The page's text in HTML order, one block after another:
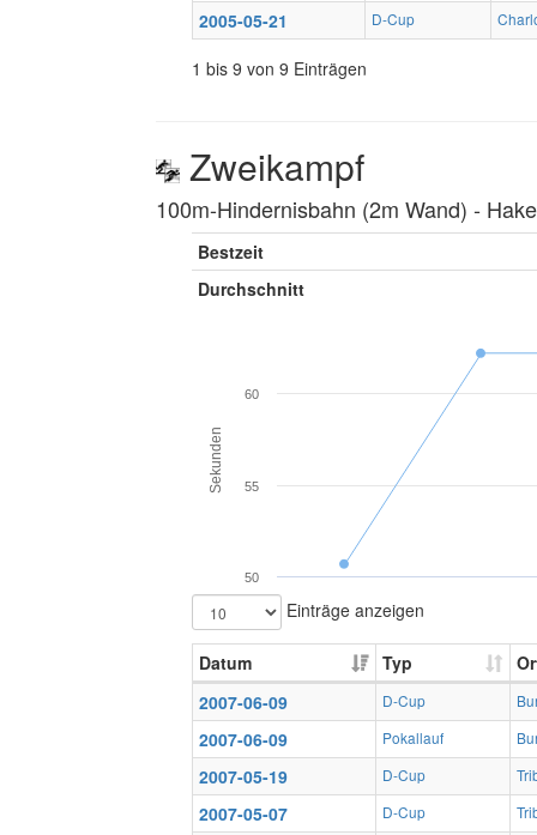
2005-05-21 D-Cup
1 bis 9 von 9 Einträgen
Zweikampf
100m-Hindernisbahn (2m Wand) ‐
Bestzeit
Durchschnitt
Sekunden
50
55
60
Einträge anzeigen
Datum Typ
2007-06-09
D-Cup
2007-06-09 Pokallauf
2007-05-19 D-Cup
2007-05-07 D-Cup